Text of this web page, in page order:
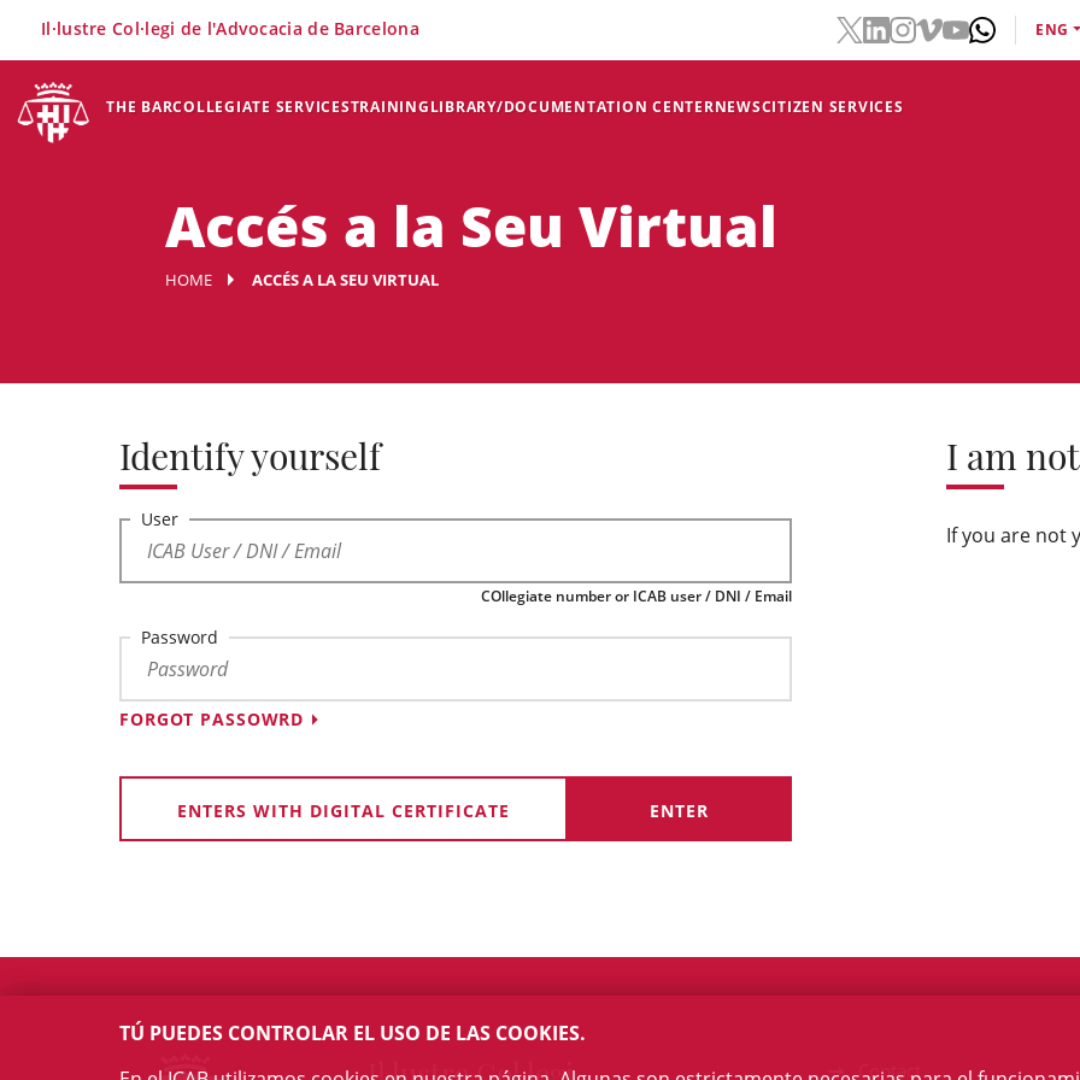
THE BARCOLLEGIATE SERVICESTRAININGLIBRARY/DOCUMENTATION CENTERNEWSCITIZEN SERVICES
Il·lustre Col·legi de l'Advocacia de Barcelona ENG
Accés a la Seu Virtual
HOME ACCÉS A LA SEU VIRTUAL
Identify yourself
User
COllegiate number or ICAB user / DNI / Email
Password
FORGOT PASSOWRD
ENTERS WITH DIGITAL CERTIFICATE
I am
If you are not
Contact
TÚ PUEDES CONTROLAR EL USO DE LAS COOKIES.